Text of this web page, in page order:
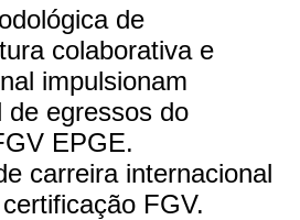
de
colaborativa e
impulsionam
de egressos do
EPGE.
carreira internacional
FGV.